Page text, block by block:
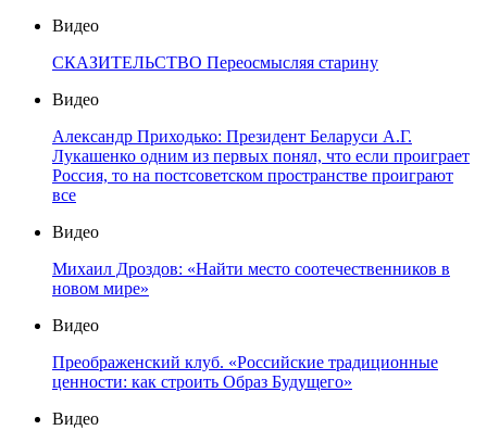
Видео
СКАЗИТЕЛЬСТВО Переосмысляя старину
Видео
Александр Приходько: Президент Беларуси А.Г.
Лукашенко одним из первых понял, что если проиграет
Россия, то на постсоветском пространстве проиграют
все
Видео
Михаил Дроздов: «Найти место соотечественников в
новом мире»
Видео
Преображенский клуб. «Российские традиционные
ценности: как строить Образ Будущего»
Видео